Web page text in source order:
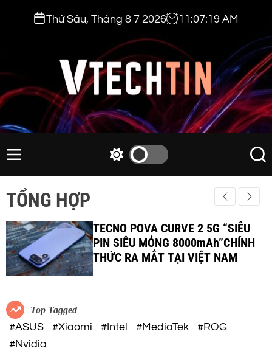
t
o
c
o
e
Thứ Sáu, Tháng 8 7 2026 11 :07:20 AM
v
c
h
t
i
.
c
m
M
e
w
h
c
o
o
d
S
e
a
r
h
TỔNG HỢP
TECNO POVA CURVE 2 5G “SIÊU
PIN SIÊU MỎNG 8000mAh”CHÍNH
THỨC RA MẮT TẠI VIỆT NAM
Top Tagged
#ASUS #Xiaomi #Intel #MediaTek
#ROG
#Nvidia